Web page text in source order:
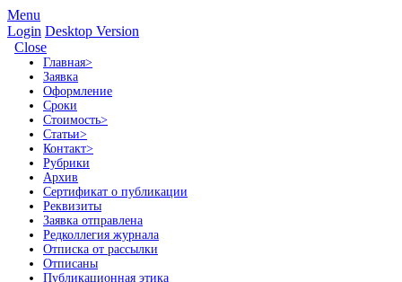
Menu
Login Desktop Version
Close
Главная>
Заявка
Оформление
Сроки
Стоимость>
Статьи>
Контакт>
Рубрики
Архив
Сертификат о публикации
Реквизиты
Заявка отправлена
Редколлегия журнала
Отписка от рассылки
Отписаны
Публикационная этика